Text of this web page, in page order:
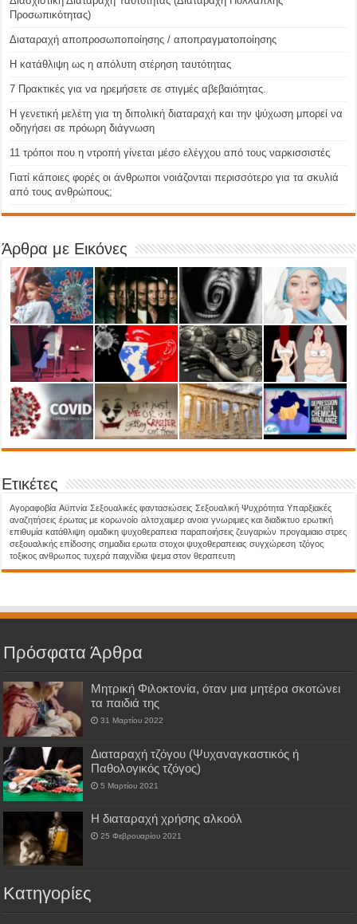
Προσωπικότητας)
Διαταραχή αποπροσωποποίησης / αποπραγματοποίησης
Η κατάθλιψη ως η απόλυτη στέρηση ταυτότητας
7 Πρακτικές για να ηρεμήσετε σε στιγμές αβεβαιότητας.
Η γενετική μελέτη για τη διπολική διαταραχή και την ψύχωση μπορεί να
οδηγήσει σε πρόωρη διάγνωση
11 τρόποι που η ντροπή γίνεται μέσο ελέγχου από τους ναρκισσιστές
Γιατί κάποιες φορές οι άνθρωποι νοιάζονται περισσότερο για τα σκυλιά
από τους ανθρώπους;
Άρθρα με Εικόνες
Ετικέτες
Aγοραφοβία Αϋπνία Σεξουαλικές φαντασιώσεις Σεξουαλική Ψυχρότητα Υπαρξιακές
αναζητήσεις έρωτας με κορωνοίο αλτσχαιμερ ανοια γνωριμιες και διαδικτυο ερωτική
επιθυμία κατάθλιψη ομαδικη ψυχοθεραπεια παραποιήσεις ζευγαριών προγαμιαιο στρες
σεξουαλικής επίδοσης σημαδια ερωτα στοχοι ψυχοθεραπειας συγχώρεση τζόγος
τοξικος ανθρωπος τυχερά παιχνίδια ψεμα στον θεραπευτη
Πρόσφατα Άρθρα
Μητρική Φιλοκτονία, όταν μια μητέρα σκοτώνει
τα παιδιά της
31 Μαρτίου 2022
Διαταραχή τζόγου (Ψυχαναγκαστικός ή
Παθολογικός τζόγος)
5 Μαρτίου 2021
H διαταραχή χρήσης αλκοόλ
25 Φεβρουαρίου 2021
Kατηγορίες